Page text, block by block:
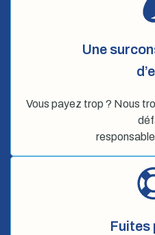
Une
Vous payez trop ? Nous
Fuites